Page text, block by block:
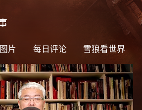
片 每日评论 雪狼看世界